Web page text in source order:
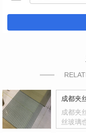
成都夹
成都夹
丝玻璃